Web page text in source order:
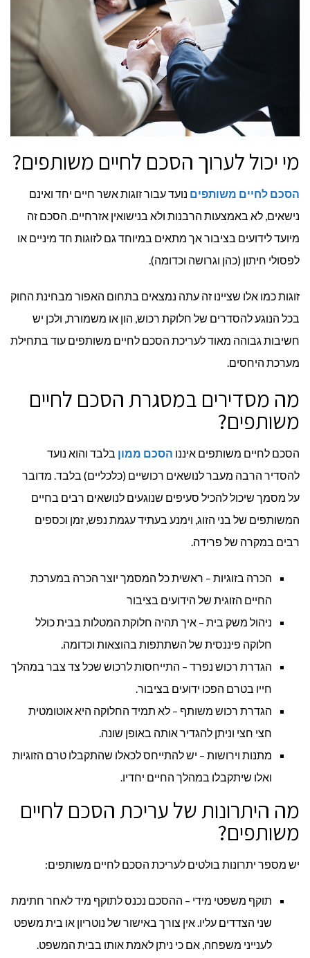
מי יכול לערוך הסכם לחיים משותפים?
הסכם לחיים משותפים נועד עבור זוגות אשר חיים יחד ואינם
נישאים, לא באמצעות הרבנות ולא בנישואין אזרחיים. הסכם זה
מיועד לידועים בציבור אך מתאים במיוחד גם לזוגות חד מיניים או
לפסולי חיתון (כהן וגרושה וכדומה).
זוגות כמו אלו שציינו זה עתה נמצאים בתחום האפור מבחינת החוק
בכל הנוגע להסדרים של חלוקת רכוש, הון או משמורת, ולכן יש
חשיבות גבוהה מאוד לעריכת הסכם לחיים משותפים עוד בתחילת
מערכת היחסים.
מה מסדירים במסגרת הסכם לחיים
משותפים?
הסכם לחיים משותפים איננו הסכם ממון בלבד והוא נועד
להסדיר הרבה מעבר לנושאים רכושיים (כלכליים) בלבד. מדובר
על מסמך שיכול להכיל סעיפים שנוגעים לנושאים רבים בחיים
המשותפים של בני הזוג, וימנע בעתיד עגמת נפש, זמן וכספים
רבים במקרה של פרידה.
הכרה בזוגיות – ראשית כל המסמך יוצר הכרה במערכת
החיים הזוגית של הידועים בציבור
ניהול משק בית – איך תהיה חלוקת המטלות בבית כולל
חלוקה פיננסית של השתתפות בהוצאות וכדומה.
הגדרת רכוש נפרד – התייחסות לרכוש שכל צד צבר במהלך
חייו בטרם הפכו ידועים בציבור.
הגדרת רכוש משותף – לא תמיד החלוקה היא אוטומטית
חצי חצי וניתן להגדיר אותה באופן שונה.
מתנות וירושות – יש להתייחס לכאלו שהתקבלו טרם הזוגיות
ואלו שיתקבלו במהלך החיים יחדיו.
מה היתרונות של עריכת הסכם לחיים
משותפים?
יש מספר יתרונות בולטים לעריכת הסכם לחיים משותפים:
תוקף משפטי מידי – ההסכם נכנס לתוקף מיד לאחר חתימת
שני הצדדים עליו. אין צורך באישור של נוטריון או בית משפט
לענייני משפחה, אם כי ניתן לאמת אותו בבית המשפט.